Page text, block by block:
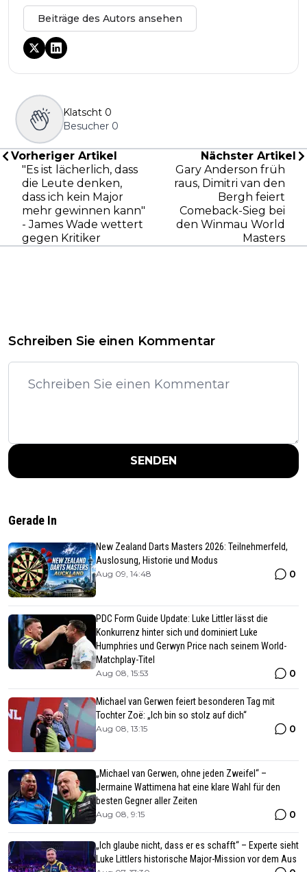
Beiträge des Autors ansehen
Klatscht 0
Besucher 0
Vorheriger Artikel
"Es ist lächerlich, dass
die Leute denken,
dass ich kein Major
mehr gewinnen kann"
- James Wade wettert
gegen Kritiker
Nächster Artikel
Gary Anderson früh
raus, Dimitri van den
Bergh feiert
Comeback-Sieg bei
den Winmau World
Masters
Schreiben Sie einen Kommentar
SENDEN
Gerade In
New Zealand Darts Masters 2026: Teilnehmerfeld,
Auslosung, Historie und Modus
Aug 09, 14:48 0
PDC Form Guide Update: Luke Littler lässt die
Konkurrenz hinter sich und dominiert Luke
Humphries und Gerwyn Price nach seinem World-
Matchplay-Titel
Aug 08, 15:53 0
Michael van Gerwen feiert besonderen Tag mit
Tochter Zoë: „Ich bin so stolz auf dich“
Aug 08, 13:15 0
„Michael van Gerwen, ohne jeden Zweifel“ –
Jermaine Wattimena hat eine klare Wahl für den
besten Gegner aller Zeiten
Aug 08, 9:15 0
„Ich glaube nicht, dass er es schafft“ – Experte sieht
Luke Littlers historische Major-Mission vor dem Aus